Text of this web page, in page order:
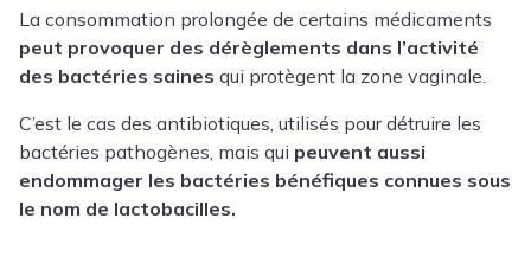
La consommation prolongée de certains médicaments
peut provoquer des dérèglements dans l’activité
des bactéries saines qui protègent la zone vaginale.
C’est le cas des antibiotiques, utilisés pour détruire les
bactéries pathogènes, mais qui peuvent aussi
endommager les bactéries bénéfiques connues sous
le nom de lactobacilles.